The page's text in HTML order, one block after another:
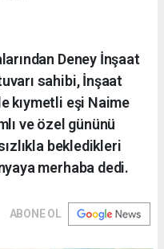
Deney İnşaat
sahibi, İnşaat
kıymetli eşi Naime
ve özel gününü
bekledikleri
merhaba dedi.
ABONE OL